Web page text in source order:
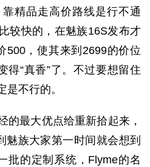
精品走高价路线是行不通
较快的，在魅族16S发布才
500，使其来到2699的价位
得“真香”了。不过要想留住
是不行的。
的最大优点给重新拾起来，
魅族大家第一时间就会想到
批的定制系统，Flyme的名